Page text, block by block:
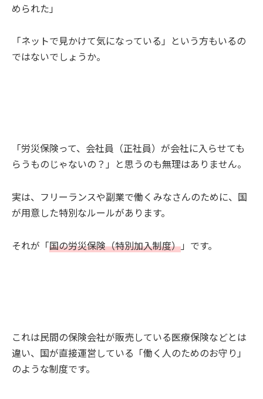
められた」
「ネットで見かけて気になっている」という方もいるの
ではないでしょうか。
「労災保険って、会社員（正社員）が会社に入らせても
らうものじゃないの？」と思うのも無理はありません。
実は、フリーランスや副業で働くみなさんのために、国
が用意した特別なルールがあります。
それが「国の労災保険（特別加入制度）」です。
これは民間の保険会社が販売している医療保険などとは
違い、国が直接運営している「働く人のためのお守り」
のような制度です。